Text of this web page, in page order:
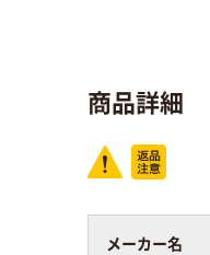
保証期間
商品詳細
メーカー名